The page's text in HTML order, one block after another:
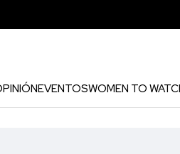
EVENTOSWOMEN TO